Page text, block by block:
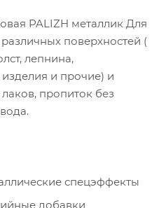
PALIZH металлик Для
поверхностей (
лепнина,
и прочие) и
пропиток без
спецэффекты
добавки